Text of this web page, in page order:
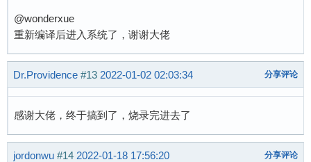
No ethernet found.
missing environment variable: bootfile
Retrieving file: pxelinux.cfg/00000
No ethernet found.
missing environment variable: bootfile
No ethernet found.
missing environment variable: bootfile
Retrieving file: pxelinux.cfg/000
@wonderxue
重新编译后进入系统了，谢谢大佬
Dr.Providence #13 2022-01-02 02:03:34 分享评论
感谢大佬，终于搞到了，烧录完进去了
jordonwu #14 2022-01-18 17:56:20 分享评论